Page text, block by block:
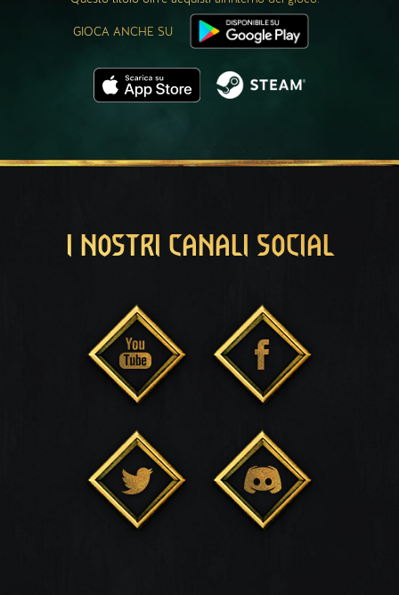
GIOCA ANCHE SU
I NOSTRI CANALI SOCIAL